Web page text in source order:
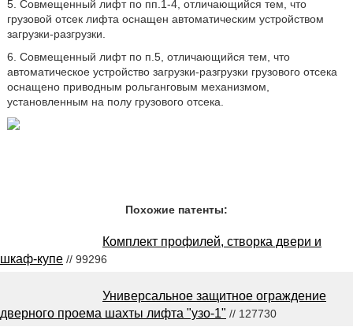
5. Совмещенный лифт по пп.1-4, отличающийся тем, что
грузовой отсек лифта оснащен автоматическим устройством
загрузки-разгрузки.
6. Совмещенный лифт по п.5, отличающийся тем, что
автоматическое устройство загрузки-разгрузки грузового отсека
оснащено приводным рольганговым механизмом,
установленным на полу грузового отсека.
Похожие патенты:
Комплект профилей, створка двери и
шкаф-купе // 99296
Универсальное защитное ограждение
дверного проема шахты лифта "узо-1" // 127730